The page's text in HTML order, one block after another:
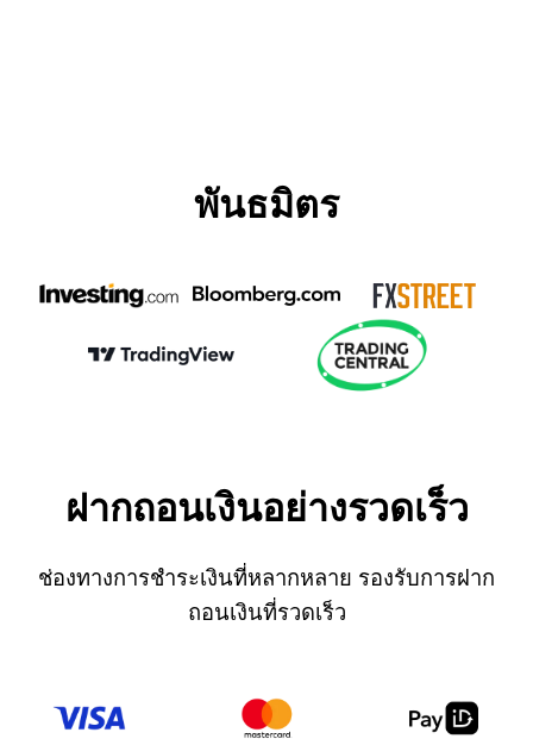
พันธมิตร
ฝากถอนเงินอย่างรวดเร็ว
ช่องทางการชำระเงินที่หลากหลาย รองรับการฝาก
ถอนเงินที่รวดเร็ว